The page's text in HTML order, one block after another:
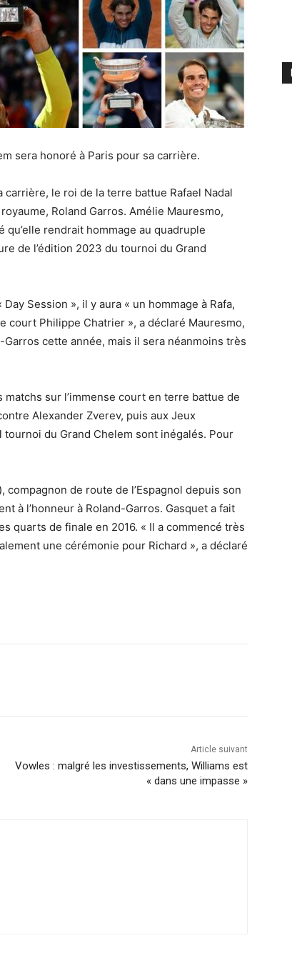
sera honoré à Paris pour sa carrière.
le roi de la terre battue Rafael Nadal
Roland Garros. Amélie Mauresmo,
rendrait hommage au quadruple
de l’édition 2023 du tournoi du Grand
Session », il y aura « un hommage à Rafa,
court Philippe Chatrier », a déclaré Mauresmo,
cette année, mais il sera néanmoins très
matchs sur l’immense court en terre battue de
Alexander Zverev, puis aux Jeux
du Grand Chelem sont inégalés. Pour
compagnon de route de l’Espagnol depuis son
à l’honneur à Roland-Garros. Gasquet a fait
quarts de finale en 2016. « Il a commencé très
une cérémonie pour Richard », a déclaré
Article suivant
Vowles : malgré les investissements, Williams est
« dans une impasse »